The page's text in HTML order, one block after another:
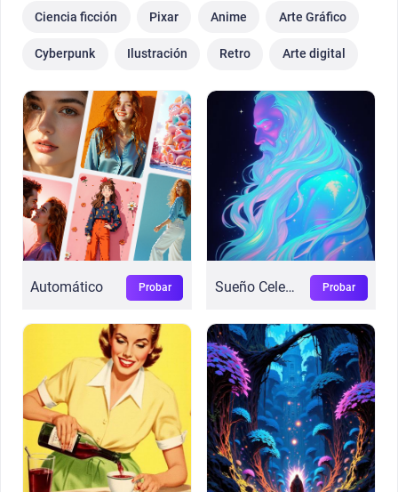
Ciencia ficción Pixar Anime Arte Gráfico
Cyberpunk Ilustración Retro Arte digital
Automático Probar Sueño Celestial Probar